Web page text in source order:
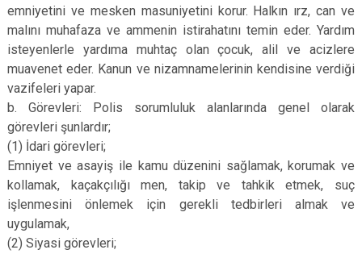
emniyetini ve mesken masuniyetini korur. Halkın ırz, can ve
malını muhafaza ve ammenin istirahatını temin eder. Yardım
isteyenlerle yardıma muhtaç olan çocuk, alil ve acizlere
muavenet eder. Kanun ve nizamnamelerinin kendisine verdiği
vazifeleri yapar.
b. Görevleri: Polis sorumluluk alanlarında genel olarak
görevleri şunlardır;
(1) İdari görevleri;
Emniyet ve asayiş ile kamu düzenini sağlamak, korumak ve
kollamak, kaçakçılığı men, takip ve tahkik etmek, suç
işlenmesini önlemek için gerekli tedbirleri almak ve
uygulamak,
(2) Siyasi görevleri;